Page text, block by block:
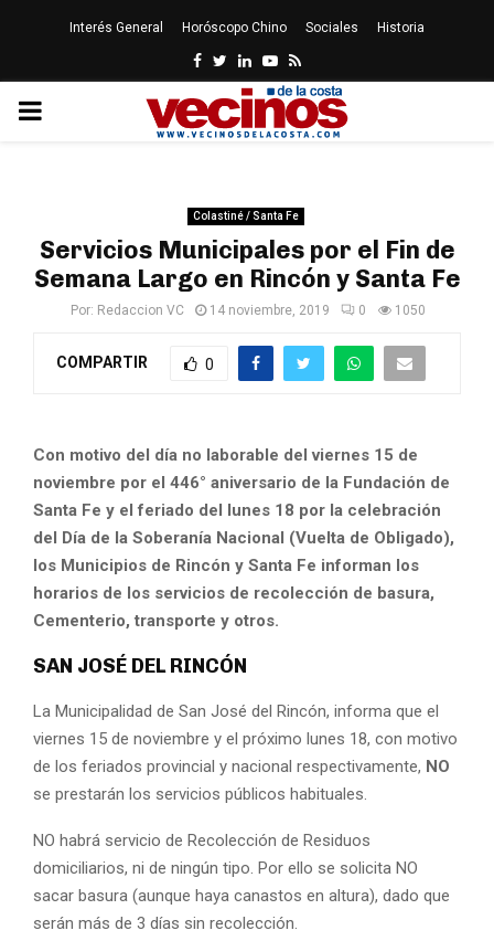
Interés General Horóscopo Chino Sociales Historia
Facebook
Twitter
LinkedinYoutube
Rss
PRIMARY
Colastiné / Santa Fe
Servicios Municipales por el Fin de
Semana Largo en Rincón y Santa Fe
Por: Redaccion VC 14 noviembre, 2019 0 1050
COMPARTIR 0
Con motivo del día no laborable del viernes 15 de
noviembre por el 446° aniversario de la Fundación de
Santa Fe y el feriado del lunes 18 por la celebración
del Día de la Soberanía Nacional (Vuelta de Obligado),
los Municipios de Rincón y Santa Fe informan los
horarios de los servicios de recolección de basura,
Cementerio, transporte y otros.
SAN JOSÉ DEL RINCÓN
La Municipalidad de San José del Rincón, informa que el
viernes 15 de noviembre y el próximo lunes 18, con motivo
de los feriados provincial y nacional respectivamente, NO
se prestarán los servicios públicos habituales.
NO habrá servicio de Recolección de Residuos
domiciliarios, ni de ningún tipo. Por ello se solicita NO
sacar basura (aunque haya canastos en altura), dado que
serán más de 3 días sin recolección.